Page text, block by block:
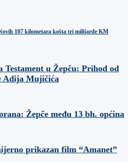
107 kilometara košta tri milijarde KM
u Žepču: Prihod od
Adija Mujičića
Žepče među 13 bh. općina
prikazan film “Amanet”